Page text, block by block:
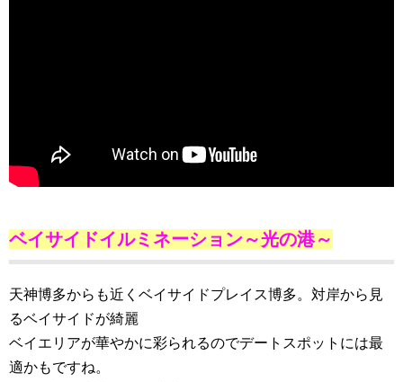
ベイサイドイルミネーション～光の港～
天神博多からも近くベイサイドプレイス博多。対岸から見
るベイサイドが綺麗
ベイエリアが華やかに彩られるのでデートスポットには最
適かもですね。